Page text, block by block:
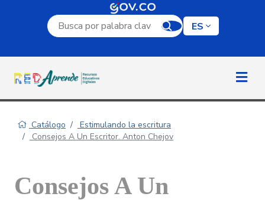
Campo de búsqueda por palabra clave
ES
Catálogo
Estimulando la escritura
Consejos A Un Escritor. Anton Chejov
Consejos A Un